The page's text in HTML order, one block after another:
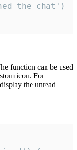
function can be used
icon. For
the unread